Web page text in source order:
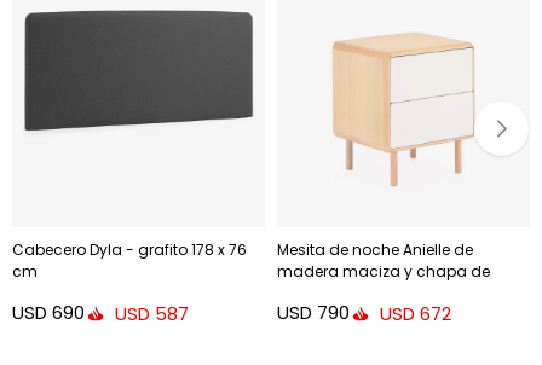
Cabecero Dyla - grafito 178 x 76
cm
USD 690 USD 587
Mesita de noche Anielle de
madera maciza y chapa de
USD 790 USD 672